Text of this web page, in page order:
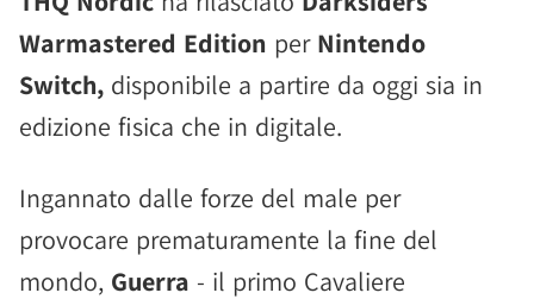
Warmastered Edition per Nintendo
Switch, disponibile a partire da oggi sia in
edizione fisica che in digitale.
Ingannato dalle forze del male per
provocare prematuramente la fine del
mondo, Guerra - il primo Cavaliere